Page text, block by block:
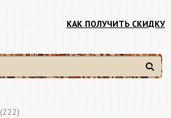
КАК ПОЛУЧИТЬ СКИДКУ
Найти
(222)